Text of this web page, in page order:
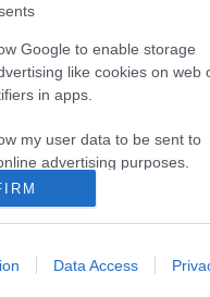
Google to enable storage
like cookies on web
in apps.
my user data to be sent to
advertising purposes.
Google to send me
advertising.
Google to enable storage
Data Access
meg Koppenhágával
a dolog ha olyan
a bringások
csak egy
13.
igazi